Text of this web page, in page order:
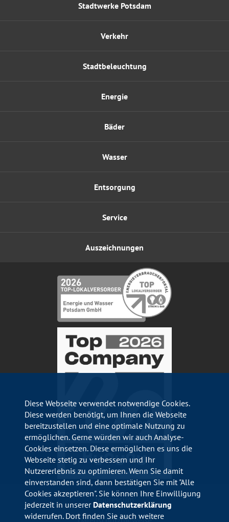
Stadtwerke Potsdam
Energie
Wasser
Verkehr
Bäder
Entsorgung
Stadtbeleuchtung
Service
Auszeichnungen
Impressum
Diese Webseite verwendet notwendige Cookies.
Diese werden benötigt, um Ihnen die Webseite
bereitzustellen und eine optimale Nutzung zu
ermöglichen. Gerne würden wir auch Analyse-
Cookies einsetzen. Diese ermöglichen es uns die
Webseite stetig zu verbessern und Ihr
Nutzererlebnis zu optimieren. Wenn Sie damit
einverstanden sind, dann bestätigen Sie mit "Alle
Cookies akzeptieren". Sie können Ihre Einwilligung
jederzeit in unserer Datenschutzerklärung
widerrufen. Dort finden Sie auch weitere